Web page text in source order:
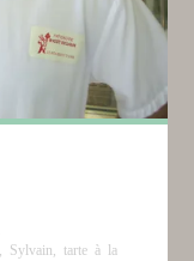
Sylvain
tarte à la